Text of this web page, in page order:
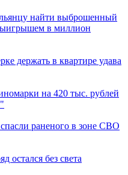
найти выброшенный
в миллион
держать в квартире удава
на 420 тыс. рублей
раненого в зоне СВО
остался без света